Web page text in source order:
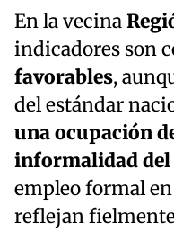
En la vecina
indicadores son
favorables,
del estándar
una ocupación
informalidad del
empleo formal en
reflejan